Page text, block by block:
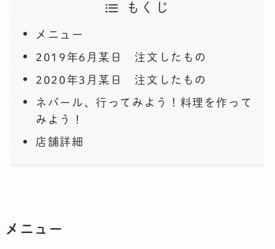
もくじ
メニュー
2019年6月某日 注文したもの
2020年3月某日 注文したもの
ネパール、行ってみよう！料理を作って
みよう！
店舗詳細
メニュー